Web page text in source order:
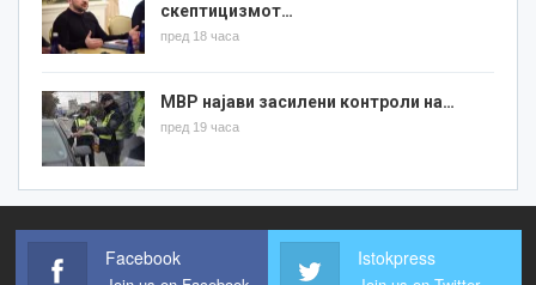
скептицизмот…
пред 18 часа
МВР најави засилени контроли на…
пред 19 часа
Facebook Istokpress